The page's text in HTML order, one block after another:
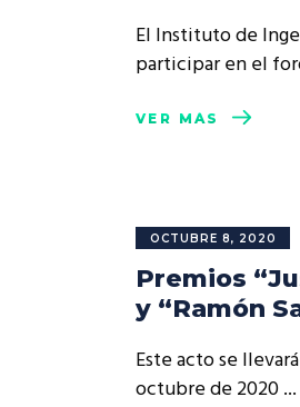
El Instituto de
participar en el
VER MÁS
OCTUBRE 8, 2020
Premios
y “Ramón
Este acto se
octubre de 2020